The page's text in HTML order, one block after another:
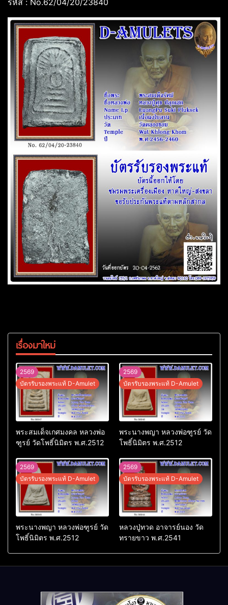
เรื่องมาใหม่
2569
บัตรรับรองพระแท้ D-Amulet
พระสมเด็จเกศมงคล หลวงพ่อ
ฑูรย์ วัดโพธิ์นิมิตร พ.ศ.2512
2569
บัตรรับรองพระแท้ D-Amulet
พระนางพญา หลวงพ่อฑูรย์ วัด
โพธิ์นิมิตร พ.ศ.2512
2569
บัตรรับรองพระแท้ D-Amulet
พระนางพญา หลวงพ่อฑูรย์ วัด
โพธิ์นิมิตร พ.ศ.2512
2569
บัตรรับรองพระแท้ D-Amulet
หลวงปู่ทวด อาจารย์นอง วัด
ทรายขาว พ.ศ.2541